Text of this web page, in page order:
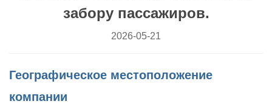
забору пассажиров.
2026-05-21
Географическое местоположение
компании